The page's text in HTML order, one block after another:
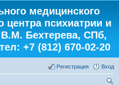
медицинского
центра психиатрии и
Бехтерева, СПб,
+7 (812) 670-02-20
Вход
Регистрация